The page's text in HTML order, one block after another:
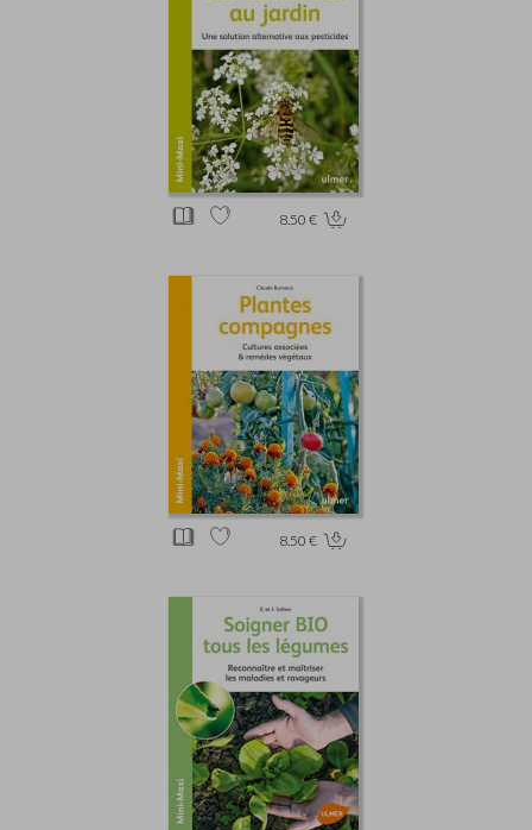
8.50 €
8.50 €